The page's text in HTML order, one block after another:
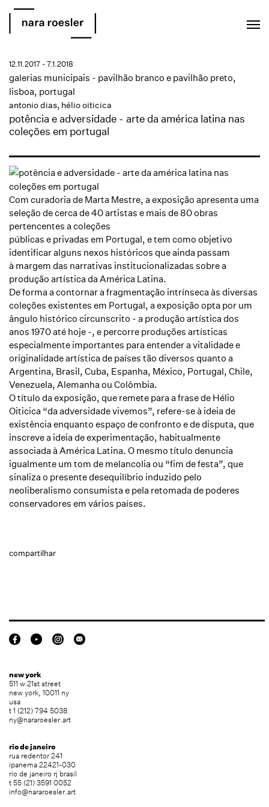
potência e adversidade - arte da américa latina nas
coleções em portugal
antonio dias, hélio oiticica
galerias municipais - pavilhão branco e pavilhão preto,
lisboa, portugal
12.11.2017 - 7.1.2018
Com curadoria de Marta Mestre, a exposição apresenta uma
seleção de cerca de 40 artistas e mais de 80 obras
pertencentes a coleções
públicas e privadas em Portugal, e tem como objetivo
identificar alguns nexos históricos que ainda passam
à margem das narrativas institucionalizadas sobre a
produção artística da América Latina.
De forma a contornar a fragmentação intrínseca às diversas
coleções existentes em Portugal, a exposição opta por um
ângulo histórico circunscrito - a produção artística dos
anos 1970 até hoje -, e percorre produções artísticas
especialmente importantes para entender a vitalidade e
originalidade artística de países tão diversos quanto a
Argentina, Brasil, Cuba, Espanha, México, Portugal, Chile,
Venezuela, Alemanha ou Colômbia.
O título da exposição, que remete para a frase de Hélio
Oiticica “da adversidade vivemos”, refere-se à ideia de
existência enquanto espaço de confronto e de disputa, que
inscreve a ideia de experimentação, habitualmente
associada à América Latina. O mesmo título denuncia
igualmente um tom de melancolia ou “fim de festa”, que
sinaliza o presente desequilíbrio induzido pelo
neoliberalismo consumista e pela retomada de poderes
conservadores em vários países.
compartilhar
new york
511 w 21st street
new york, 10011 ny
usa
t 1 (212) 794 5038
ny@nararoesler.art
rio de janeiro
rua redentor 241
ipanema 22421-030
rio de janeiro rj brasil
t 55 (21) 3591 0052
info@nararoesler.art